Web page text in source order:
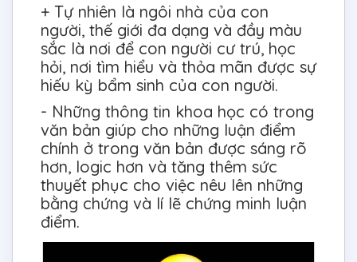
+ Tự nhiên là ngôi nhà của con
người, thế giới đa dạng và đầy màu
sắc là nơi để con người cư trú, học
hỏi, nơi tìm hiểu và thỏa mãn được sự
hiếu kỳ bẩm sinh của con người.
- Những thông tin khoa học có trong
văn bản giúp cho những luận điểm
chính ở trong văn bản được sáng rõ
hơn, logic hơn và tăng thêm sức
thuyết phục cho việc nêu lên những
bằng chứng và lí lẽ chứng minh luận
điểm.